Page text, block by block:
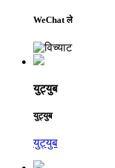
WeChat ले
युट्युब
युट्युब
युट्युब